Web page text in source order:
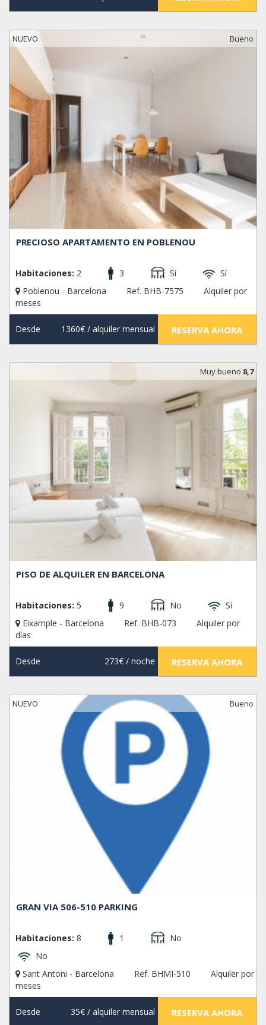
NUEVO Bueno
PRECIOSO APARTAMENTO EN POBLENOU
Habitaciones: 2 3 Sí
Sí
Poblenou - Barcelona
Ref. BHB-7575
Alquiler por
meses
Desde 1360€/ alquiler mensual RESERVA AHORA
Muy bueno 8,7
PISO DE ALQUILER EN BARCELONA
Habitaciones: 5 9 No
Sí
Eixample - Barcelona
Ref. BHB-073
Alquiler por
días
Desde 273€/ noche RESERVA AHORA
NUEVO Bueno
GRAN VIA 506-510 PARKING
Habitaciones: 8 1
No
No
Sant Antoni - Barcelona
Ref. BHMI-510
Alquiler por
meses
Desde 35€/ alquiler mensual RESERVA AHORA